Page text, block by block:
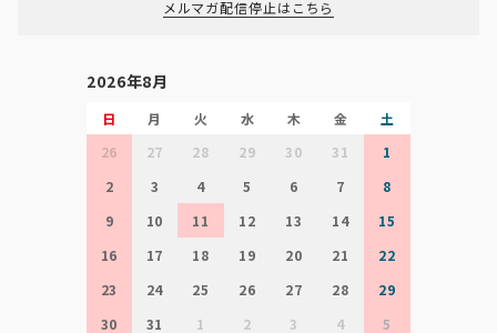
メルマガ配信停止はこちら
2026年8月
日 月 火 水 木 金
土
26
27 28 29 30 31
1
2
3 4 5 6 7
8
9
10 11 12 13 14
15
16
17 18 19 20 21
22
23
24 25 26 27 28
29
30
31 1 2 3 4 5